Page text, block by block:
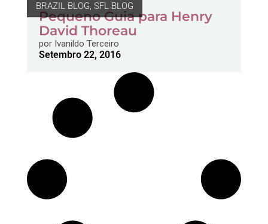
BRAZIL BLOG, SFL BLOG
Pequeno Guia para Henry
David Thoreau
porIvanildo Terceiro
Setembro 22, 2016